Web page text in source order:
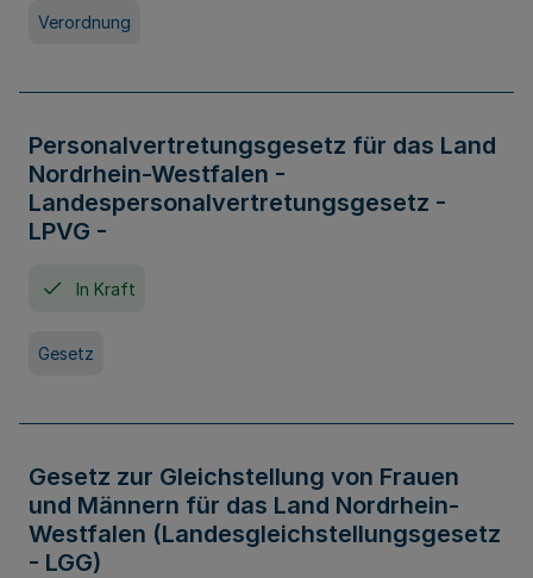
Verordnung
Personalvertretungsgesetz für das Land
Nordrhein-Westfalen -
Landespersonalvertretungsgesetz -
LPVG -
In Kraft
Gesetz
Gesetz zur Gleichstellung von Frauen
und Männern für das Land Nordrhein-
Westfalen (Landesgleichstellungsgesetz
- LGG)